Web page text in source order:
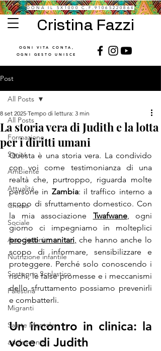
Cristina Fazzi
OGNI VITA CONTA,
OGNI GESTO UNISCE
DONA IL 5X1000 C.F.91065220864
Post
All Posts
Formazione
Sanitá
Ambiente
Attualitá
Chiesa
Sociale
Associazioni
Nutrizione infantile
Sostegno Scolastico
Palestina
Migranti
Salute Mentale
adolescenti
All Posts
La storia vera di Judith e la lotta
per i diritti umani
8 set 2025 Tempo di lettura: 3 min
Questa è una storia vera. La condivido
con voi come testimonianza di una
realtà che, purtroppo, riguarda molte
persone in Zambia: il traffico interno a
scopo di sfruttamento domestico. Con
la mia associazione Twafwane, ogni
progetti umanitari, che hanno anche lo
scopo di informare, sensibilizzare e
proteggere. Perché solo conoscendo i
rischi, le false promesse e i meccanismi
dello sfruttamento possiamo prevenirli
e combatterli.
Un incontro in clinica: la
voce di Judith